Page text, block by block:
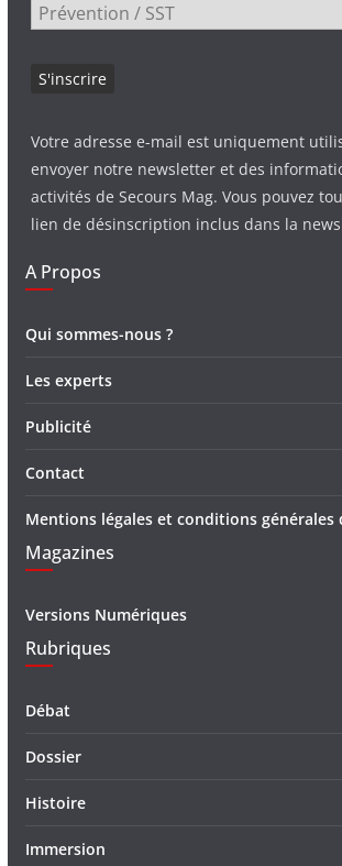
Votre adresse e-mail est uniquement
envoyer notre newsletter et des
activités de Secours Mag. Vous pouvez
lien de désinscription inclus dans la
A Propos
Qui sommes-nous ?
Les experts
Publicité
Contact
Mentions légales et conditions générales
Magazines
Versions Numériques
Rubriques
Débat
Dossier
Histoire
Immersion